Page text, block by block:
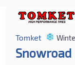
Tomket
Snowroad